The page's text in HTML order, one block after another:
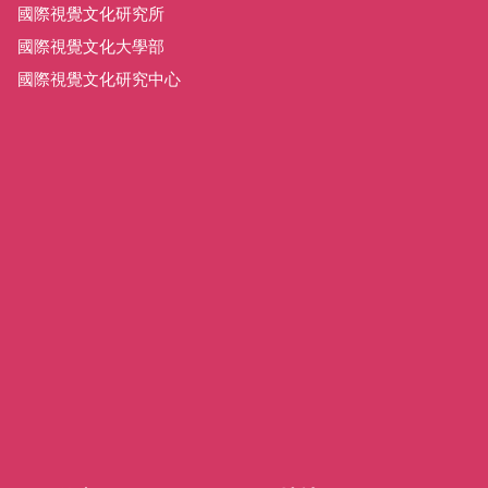
國際視覺文化研究所
國際視覺文化大學部
國際視覺文化研究中心